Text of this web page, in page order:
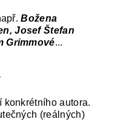
Božena
Josef Štefan
Grimmové...
konkrétního autora.
(reálných)